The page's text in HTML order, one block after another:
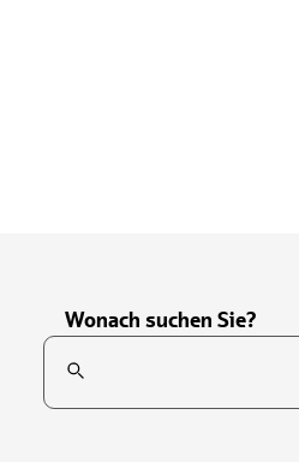
Wonach suchen Sie?
Suchfeld